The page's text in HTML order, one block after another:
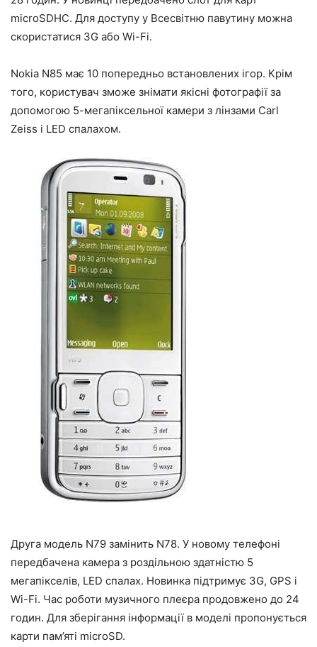
microSDHC. Для доступу у Всесвітню павутину можна
скористатися 3G або Wi-Fi.
Nokia N85 має 10 попередньо встановлених ігор. Крім
того, користувач зможе знімати якісні фотографії за
допомогою 5-мегапіксельної камери з лінзами Carl
Zeiss і LED спалахом.
Друга модель N79 замінить N78. У новому телефоні
передбачена камера з роздільною здатністю 5
мегапікселів, LED спалах. Новинка підтримує 3G, GPS і
Wi-Fi. Час роботи музичного плеєра продовжено до 24
годин. Для зберігання інформації в моделі пропонується
карти пам’яті microSD.